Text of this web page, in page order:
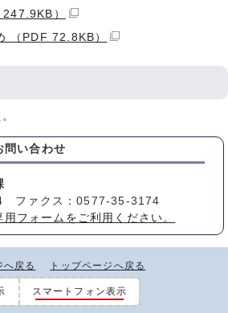
）
（PDF 72.8KB）
問い合わせ
ファクス：0577-35-3174
フォームをご利用ください。
へ戻る トップページへ戻る
スマートフォン表示